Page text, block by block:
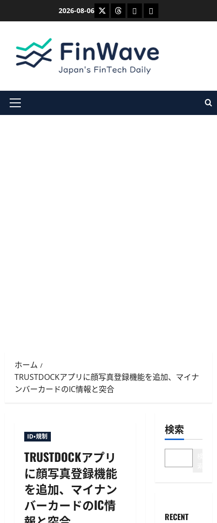
2026-08-06 X ThreadsBlueskyMastodon
メ
ホーム
TRUSTDOCKアプリに顔写真登録機能を追加、マイナ
ンバーカードのIC情報と突合
ID・規制
TRUSTDOCKアプリ
に顔写真登録機能
を追加、マイナン
バーカードのIC情
検索
RECENT